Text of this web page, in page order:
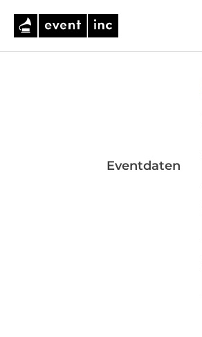
Eventdaten